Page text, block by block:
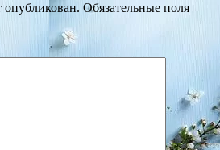
опубликован. Обязательные поля